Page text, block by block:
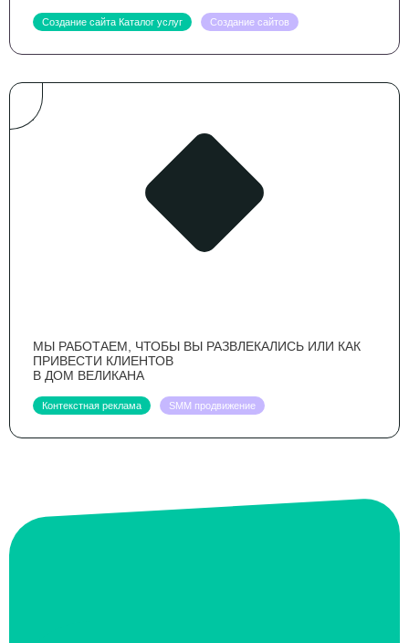
Создание сайта Каталог услуг Создание сайтов
МЫ РАБОТАЕМ, ЧТОБЫ ВЫ РАЗВЛЕКАЛИСЬ ИЛИ КАК
ПРИВЕСТИ КЛИЕНТОВ
В ДОМ ВЕЛИКАНА
Контекстная реклама SMM продвижение